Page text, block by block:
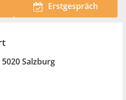
Erstgespräch
Salzburg